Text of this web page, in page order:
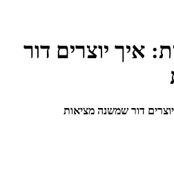
איך יוצרים דור
דור שמשנה מציאות